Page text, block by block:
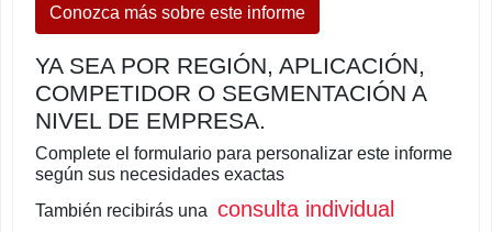
Conozca más sobre este informe
YA SEA POR REGIÓN, APLICACIÓN,
COMPETIDOR O SEGMENTACIÓN A
NIVEL DE EMPRESA.
Complete el formulario para personalizar este informe
según sus necesidades exactas
También recibirás una consulta individual